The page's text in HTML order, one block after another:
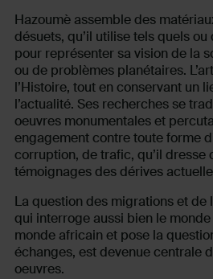
Hazoumè assemble des
désuets, qu’il utilise tels quels
pour représenter sa vision de la
ou de problèmes planétaires.
l’Histoire, tout en conservant un
l’actualité. Ses recherches se
oeuvres monumentales et
engagement contre toute forme
corruption, de trafic, qu’il dresse
témoignages des dérives
La question des migrations et de
qui interroge aussi bien le
monde africain et pose la
échanges, est devenue centrale
oeuvres.